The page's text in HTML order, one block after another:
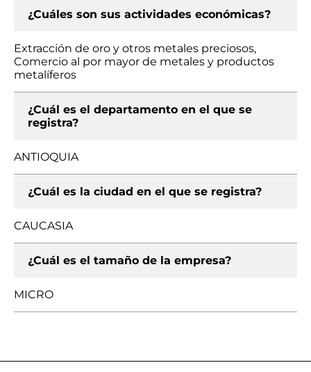
¿Cuáles son sus actividades económicas?
Extracción de oro y otros metales preciosos,
Comercio al por mayor de metales y productos
metalíferos
¿Cuál es el departamento en el que se
registra?
ANTIOQUIA
¿Cuál es la ciudad en el que se registra?
CAUCASIA
¿Cuál es el tamaño de la empresa?
MICRO